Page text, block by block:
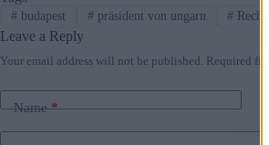
#budapest #präsident von ungarn # Recht
Leave a Reply
Your email address will not be published. Required
Name*